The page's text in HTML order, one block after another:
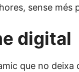
sense més
digital
que no